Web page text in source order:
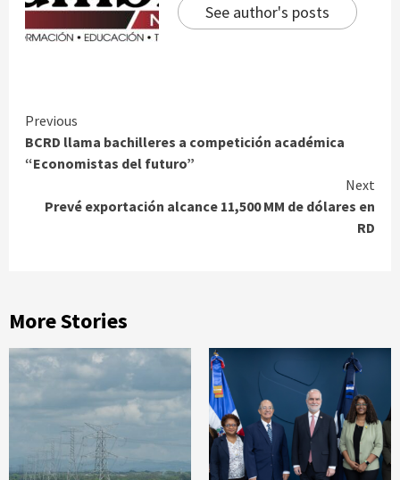
See author's posts
Continue
Reading
Previous
BCRD llama bachilleres a competición académica
“Economistas del futuro”
Next
Prevé exportación alcance 11,500 MM de dólares en
RD
More Stories